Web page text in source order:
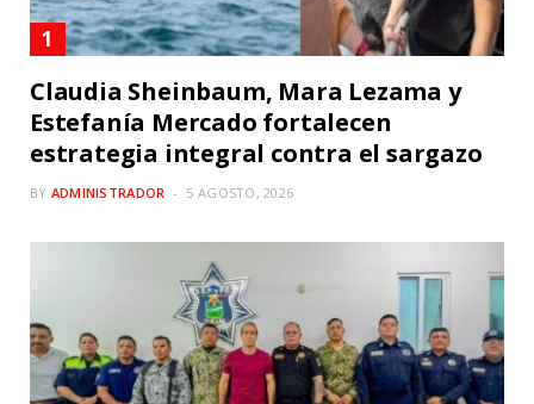
Claudia Sheinbaum, Mara Lezama y
Estefanía Mercado fortalecen
estrategia integral contra el sargazo
BY ADMINISTRADOR 5 AGOSTO, 2026